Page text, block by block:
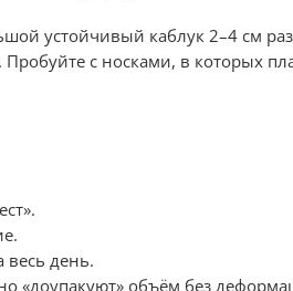
устойчивый каблук 2–4 см
с носками, в которых
день.
«доупакуют» объём без